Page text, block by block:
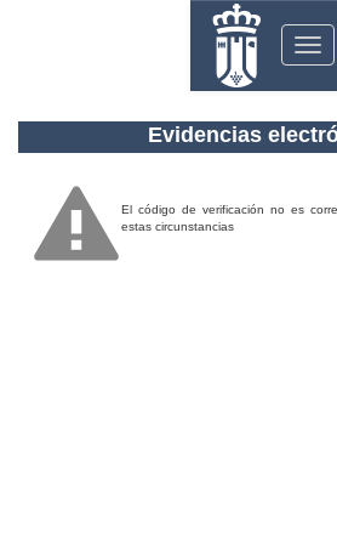
Toggle
Evidencias
El código de verificación no es
estas circunstancias